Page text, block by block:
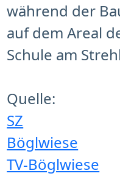
während der
auf dem Areal
Schule am
Quelle:
SZ
Böglwiese
TV-Böglwiese